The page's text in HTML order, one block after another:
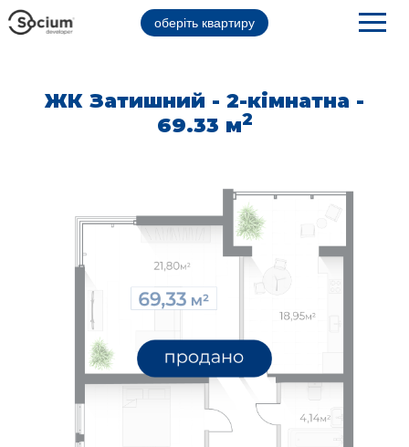
оберіть квартиру
ЖК Затишний - 2-кімнатна -
69.33 м2